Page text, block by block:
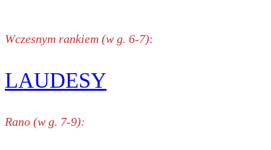
Wczesnym rankiem (w g. 6-7):
LAUDESY
Rano (w g. 7-9):